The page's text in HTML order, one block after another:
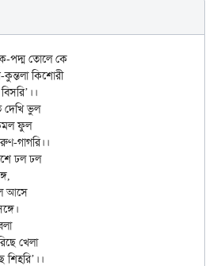
পদ্ম তোলে কে
দেখি ভুল
ফুল
গাগরি।।
ঢল ঢল
আসে
খেলা